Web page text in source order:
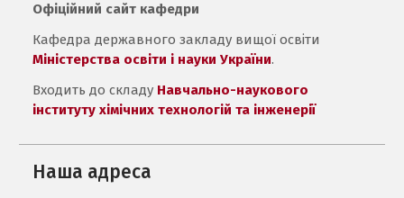
Офіційний сайт кафедри
Кафедра державного закладу вищої освіти
Міністерства освіти і науки України.
Входить до складу Навчально-наукового
інституту хімічних технологій та інженерії
Наша адреса